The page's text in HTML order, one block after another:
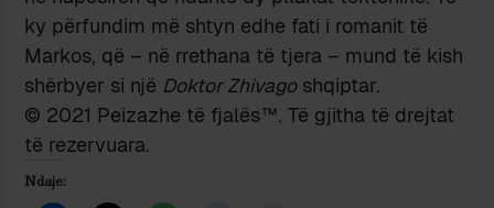
ky përfundim më shtyn edhe fati i romanit të
Markos, që – në rrethana të tjera – mund të kish
shërbyer si një Doktor Zhivagoshqiptar.
© 2021 Peizazhe të fjalës™. Të gjitha të drejtat
të rezervuara.
Ndaje: